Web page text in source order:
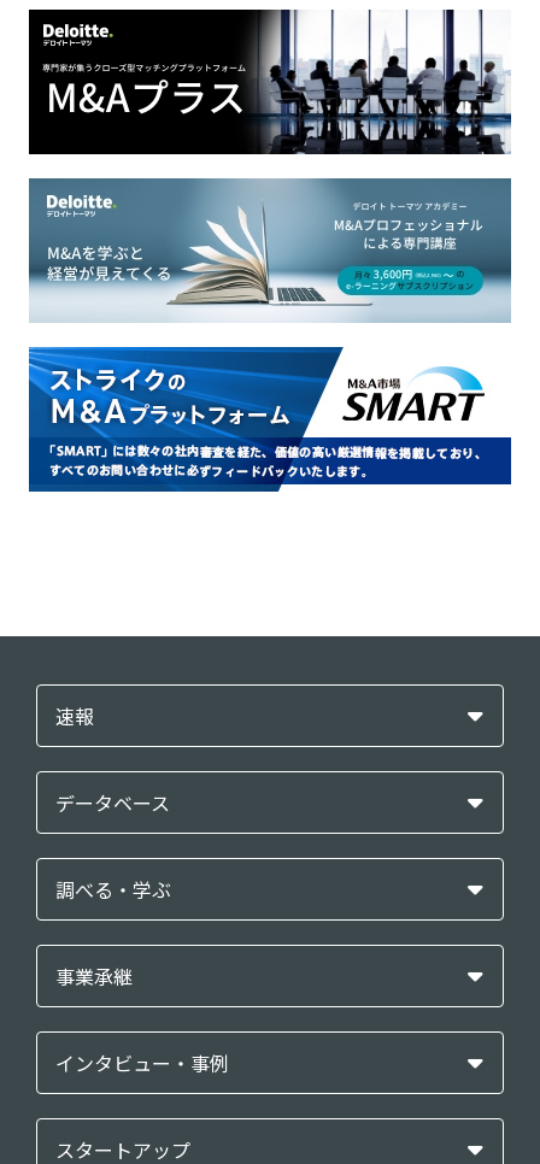
速報
データベース
調べる・学ぶ
事業承継
インタビュー・事例
スタートアップ